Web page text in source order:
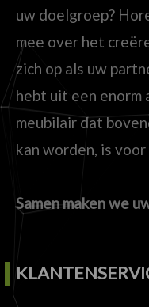
uw doelgroep?
mee over het
zich op als uw
hebt uit een enorm
meubilair dat
kan worden, is
Samen maken we